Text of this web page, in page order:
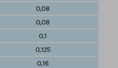
0,08
0,08
0,1
0,125
0,16